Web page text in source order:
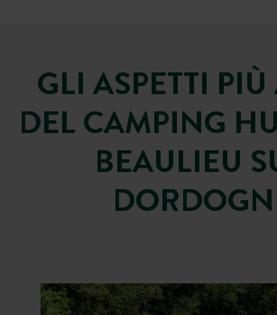
GLI ASPETTI
DEL CAMPING
BEAULIEU